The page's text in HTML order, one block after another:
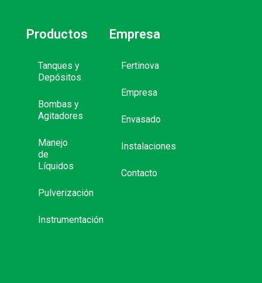
Productos
Tanques y
Depósitos
Bombas y
Agitadores
Manejo
de
Líquidos
Pulverización
Instrumentación
Empresa
Fertinova
Empresa
Envasado
Instalaciones
Contacto